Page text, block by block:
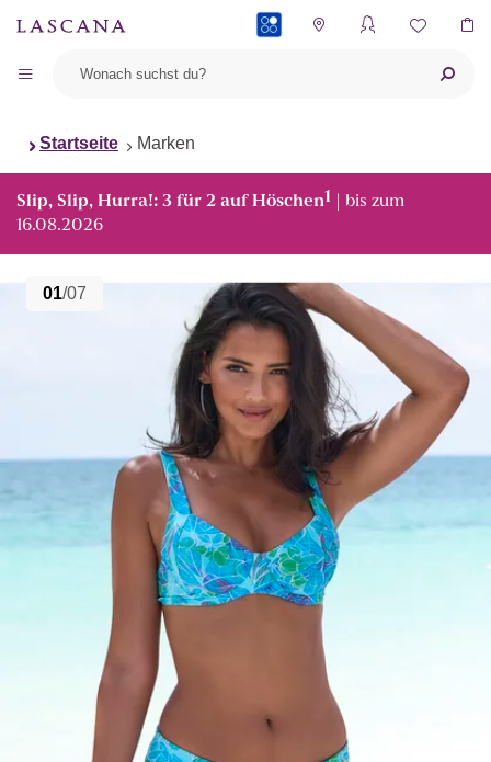
Startseite Marken
Slip, Slip, Hurra!: 3 für 2 auf Höschen1 | bis zum
16.08.2026
01/07